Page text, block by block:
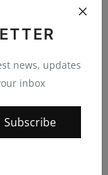
news, updates
inbox
Subscribe